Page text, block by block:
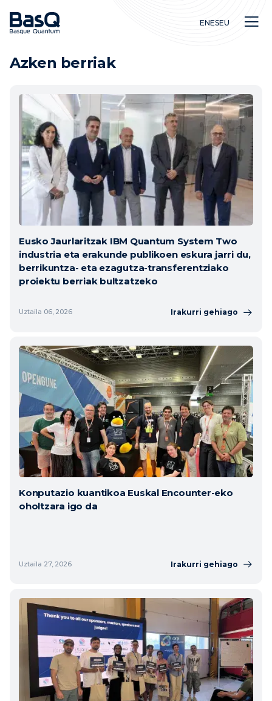
Ikerkuntza
Hezkuntza
Berrikuntza
Ekitaldiak
ENESEU
Azken berriak
Eusko Jaurlaritzak IBM Quantum System Two
industria eta erakunde publikoen eskura jarri du,
berrikuntza- eta ezagutza-transferentziako
proiektu berriak bultzatzeko
Uztaila 06, 2026 Irakurri gehiago
Konputazio kuantikoa Euskal Encounter-eko
oholtzara igo da
Uztaila 27, 2026 Irakurri gehiago